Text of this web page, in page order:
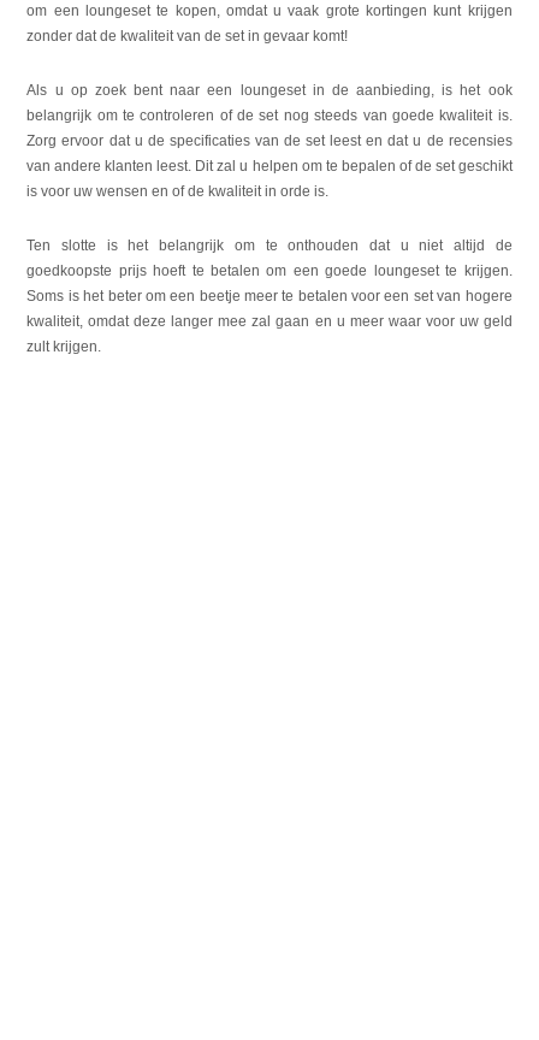
om een loungeset te kopen, omdat u vaak grote kortingen kunt krijgen
zonder dat de kwaliteit van de set in gevaar komt!
Als u op zoek bent naar een loungeset in de aanbieding, is het ook
belangrijk om te controleren of de set nog steeds van goede kwaliteit is.
Zorg ervoor dat u de specificaties van de set leest en dat u de recensies
van andere klanten leest. Dit zal u helpen om te bepalen of de set geschikt
is voor uw wensen en of de kwaliteit in orde is.
Ten slotte is het belangrijk om te onthouden dat u niet altijd de
goedkoopste prijs hoeft te betalen om een goede loungeset te krijgen.
Soms is het beter om een beetje meer te betalen voor een set van hogere
kwaliteit, omdat deze langer mee zal gaan en u meer waar voor uw geld
zult krijgen.